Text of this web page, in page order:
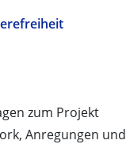
zum Projekt
Anregungen und